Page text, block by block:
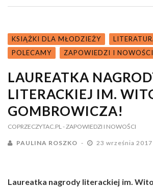
KSIĄŻKI DLA MŁODZIEŻY
POLECAMY
ZAPOWIEDZI I NOWOŚCI
LAUREATKA
LITERACKIEJ IM.
GOMBROWICZA!
COPRZECZYTAC.PL - ZAPOWIEDZI I NOWOŚCI
PAULINA ROSZKO 23 września 2017
Laureatka nagrody literackiej im.